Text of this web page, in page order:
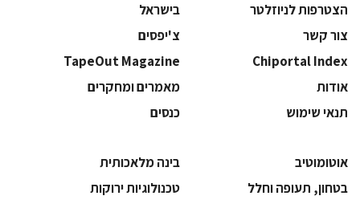
הצטרפות לניוזלטר
בישראל
צור קשר
צ'יפסים
Chiportal Index
TapeOut Magazine
אודות
מאמרים ומחקרים
תנאי שימוש
כנסים
אוטומוטיב
בינה מלאכותית
בטחון, תעופה וחלל
‫טכנולוגיות ירוקות‬